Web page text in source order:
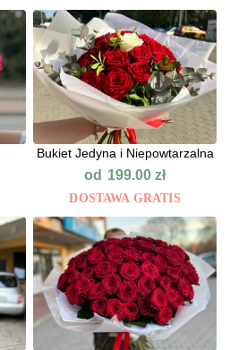
Bukiet Jedyna i Niepowtarzalna
od 199.00zł
DOSTAWA GRATIS